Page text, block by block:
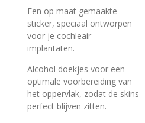
Een op maat gemaakte
sticker, speciaal ontworpen
voor je cochleair
implantaten.
Alcohol doekjes voor een
optimale voorbereiding van
het oppervlak, zodat de skins
perfect blijven zitten.